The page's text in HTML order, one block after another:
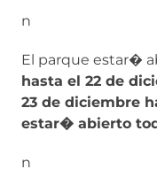
n
El parque estar�
hasta el 22 de
23 de diciembre
estar� abierto
n